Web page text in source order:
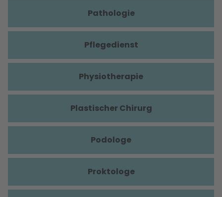
Pathologie
Pflegedienst
Physiotherapie
Plastischer Chirurg
Podologe
Proktologe